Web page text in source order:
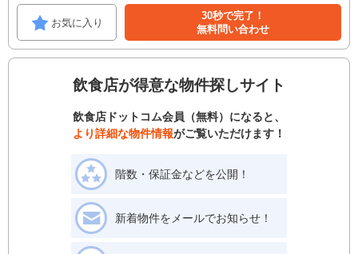
お気に入り
30秒で完了！
無料問い合わせ
飲食店が得意な物件探しサイト
飲食店ドットコム会員（無料）になると、
より詳細な物件情報がご覧いただけます！
階数・保証金などを公開！
新着物件をメールでお知らせ！